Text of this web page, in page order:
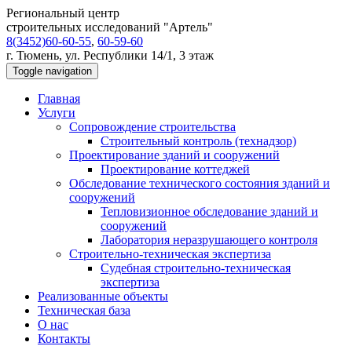
Региональный центр
строительных исследований "Артель"
8(3452)60-60-55, 60-59-60
г. Тюмень, ул. Республики 14/1, 3 этаж
Toggle navigation
Главная
Услуги
Сопровождение строительства
Строительный контроль (технадзор)
Проектирование зданий и сооружений
Проектирование коттеджей
Обследование технического состояния зданий и
сооружений
Тепловизионное обследование зданий и
сооружений
Лаборатория неразрушающего контроля
Строительно-техническая экспертиза
Судебная строительно-техническая
экспертиза
Реализованные объекты
Техническая база
О нас
Контакты